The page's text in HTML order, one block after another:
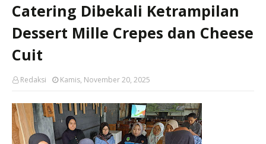
Catering Dibekali Ketrampilan
Dessert Mille Crepes dan Cheese
Cuit
Redaksi Kamis, November 20, 2025